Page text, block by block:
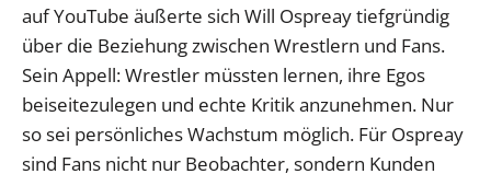
auf YouTube äußerte sich Will Ospreay tiefgründig
über die Beziehung zwischen Wrestlern und Fans.
Sein Appell: Wrestler müssten lernen, ihre Egos
beiseitezulegen und echte Kritik anzunehmen. Nur
so sei persönliches Wachstum möglich. Für Ospreay
sind Fans nicht nur Beobachter, sondern Kunden